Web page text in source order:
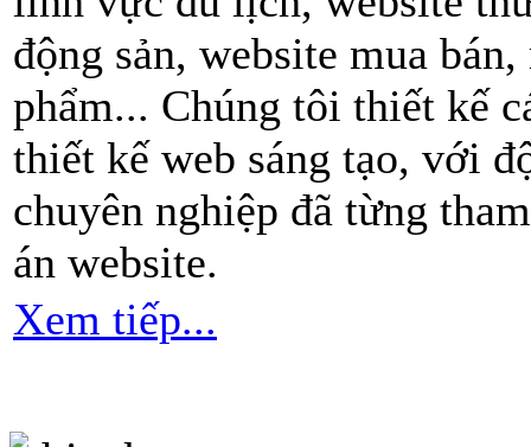
động sản, website mua
phẩm... Chúng tôi thiết kế
thiết kế web sáng tạo, với
chuyên nghiệp đã từng
án website.
Xem tiếp...